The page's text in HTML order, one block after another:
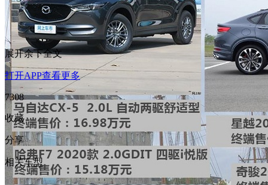
展开余下全文
打开APP查看更多
7308
收藏
分享
相关车型